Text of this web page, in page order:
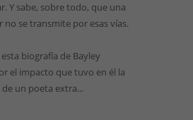
Y sabe, sobre todo, que una
no se transmite por esas vías.
biografía de Bayley
el impacto que tuvo en él la
un poeta extra...